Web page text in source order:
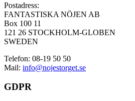
Postadress:
FANTASTISKA NÖJEN AB
Box 100 11
121 26 STOCKHOLM-GLOBEN
SWEDEN
Telefon: 08-19 50 50
Mail: info@nojestorget.se
GDPR